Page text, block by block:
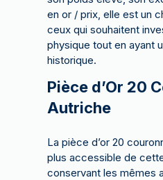
en or / prix, elle est un
ceux qui souhaitent
physique tout en ayant
historique.
Pièce d’Or 20
Autriche
La pièce d’or 20
plus accessible de
conservant les mêmes